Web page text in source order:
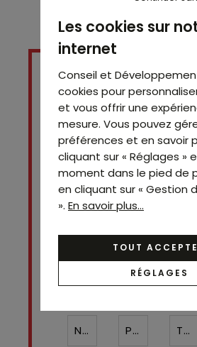
Veyrat
Nom* Prénom Téléphone ¹*
Les cookies sur
internet
Conseil et
cookies pour
et vous offrir une
mesure. Vous pouvez
préférences et en savoir
cliquant sur « Réglages »
moment dans le pied de
en cliquant sur « Gestion
». En savoir plus...
TOUT
RÉGLAGES